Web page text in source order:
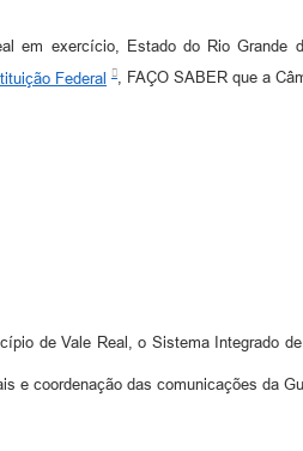
em exercício, Estado do Rio
Federal , FAÇO SABER que a
de Vale Real, o Sistema Integrado
e coordenação das comunicações da